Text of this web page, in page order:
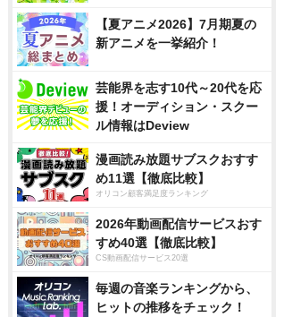
【夏アニメ2026】7月期夏の
新アニメを一挙紹介！
芸能界を志す10代～20代を応
援！オーディション・スクー
ル情報はDeview
漫画読み放題サブスクおすす
め11選【徹底比較】
オリコン顧客満足度ランキング
2026年動画配信サービスおす
すめ40選【徹底比較】
CS動画配信サービス20選
毎週の音楽ランキングから、
ヒットの推移をチェック！